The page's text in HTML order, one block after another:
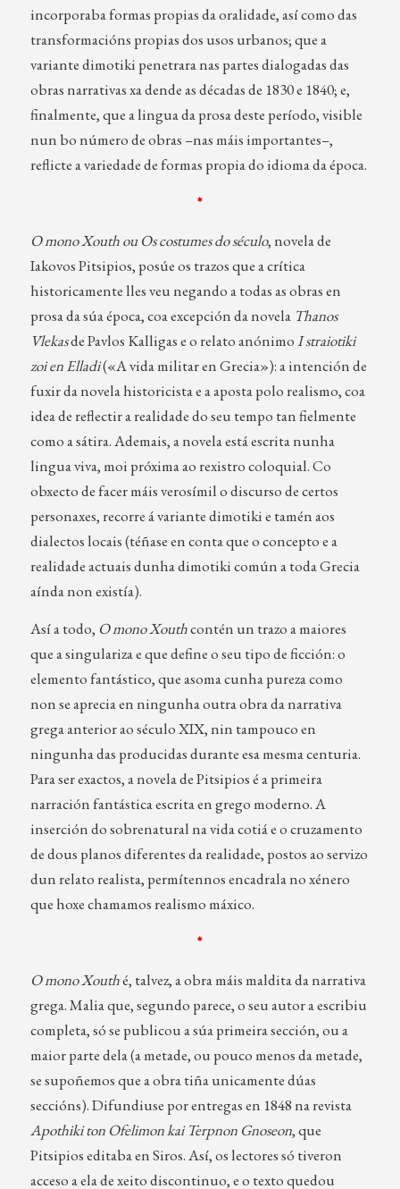
incorporaba formas propias da oralidade, así como das
transformacións propias dos usos urbanos; que a
variante dimotiki penetrara nas partes dialogadas das
obras narrativas xa dende as décadas de 1830 e 1840; e,
finalmente, que a lingua da prosa deste período, visible
nun bo número de obras –nas máis importantes–,
reflicte a variedade de formas propia do idioma da época.
*
O mono Xouth ou Os costumes do século, novela de
Iakovos Pitsipios, posúe os trazos que a crítica
historicamente lles veu negando a todas as obras en
prosa da súa época, coa excepción da novela Thanos
Vlekasde Pavlos Kalligas e o relato anónimoI straiotiki
zoi en Elladi(«A vida militar en Grecia»): a intención de
fuxir da novela historicista e a aposta polo realismo, coa
idea de reflectir a realidade do seu tempo tan fielmente
como a sátira. Ademais, a novela está escrita nunha
lingua viva, moi próxima ao rexistro coloquial. Co
obxecto de facer máis verosímil o discurso de certos
personaxes, recorre á variante dimotiki e tamén aos
dialectos locais (téñase en conta que o concepto e a
realidade actuais dunha dimotiki común a toda Grecia
aínda non existía).
Así a todo, O mono Xouthcontén un trazo a maiores
que a singulariza e que define o seu tipo de ficción: o
elemento fantástico, que asoma cunha pureza como
non se aprecia en ningunha outra obra da narrativa
grega anterior ao século XIX, nin tampouco en
ningunha das producidas durante esa mesma centuria.
Para ser exactos, a novela de Pitsipios é a primeira
narración fantástica escrita en grego moderno. A
inserción do sobrenatural na vida cotiá e o cruzamento
de dous planos diferentes da realidade, postos ao servizo
dun relato realista, permítennos encadrala no xénero
que hoxe chamamos realismo máxico.
*
O mono Xouthé, talvez, a obra máis maldita da narrativa
grega. Malia que, segundo parece, o seu autor a escribiu
completa, só se publicou a súa primeira sección, ou a
maior parte dela (a metade, ou pouco menos da metade,
se supoñemos que a obra tiña unicamente dúas
seccións). Difundiuse por entregas en 1848 na revista
Apothiki ton Ofelimon kai Terpnon Gnoseon, que
Pitsipios editaba en Siros. Así, os lectores só tiveron
acceso a ela de xeito discontinuo, e o texto quedou